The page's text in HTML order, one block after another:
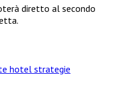
diretto al secondo
hotel strategie